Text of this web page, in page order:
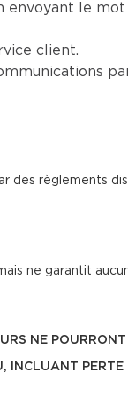
le
client.
des règlements
ne garantit
NE
PERTE